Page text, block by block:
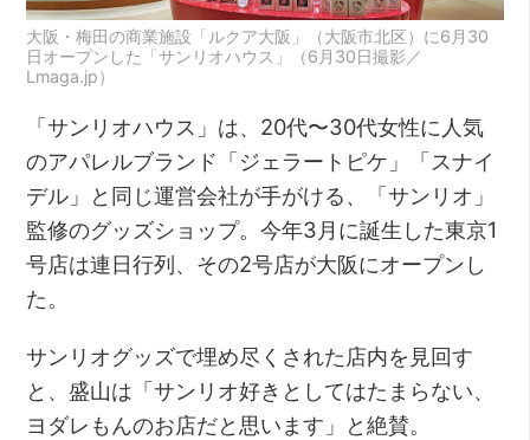
大阪・梅田の商業施設「ルクア大阪」（大阪市北区）に6月30
日オープンした「サンリオハウス」（6月30日撮影／
Lmaga.jp）
「サンリオハウス」は、20代〜30代女性に人気
のアパレルブランド「ジェラートピケ」「スナイ
デル」と同じ運営会社が手がける、「サンリオ」
監修のグッズショップ。今年3月に誕生した東京1
号店は連日行列、その2号店が大阪にオープンし
た。
サンリオグッズで埋め尽くされた店内を見回す
と、盛山は「サンリオ好きとしてはたまらない、
ヨダレもんのお店だと思います」と絶賛。